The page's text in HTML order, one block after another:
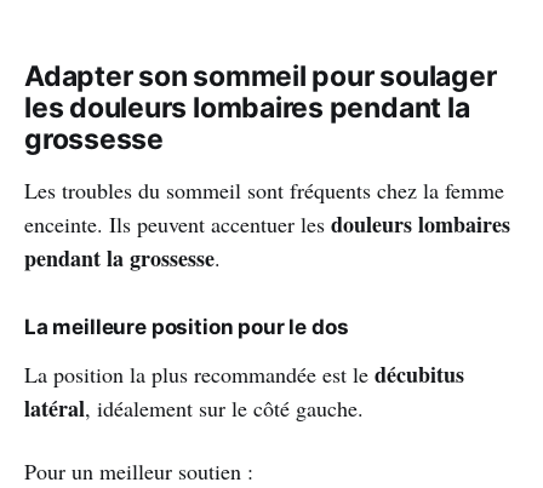
Adapter son sommeil pour soulager
les douleurs lombaires pendant la
grossesse
Les troubles du sommeil sont fréquents chez la femme
enceinte. Ils peuvent accentuer les douleurs lombaires
pendant la grossesse.
La meilleure position pour le dos
La position la plus recommandée est le décubitus
latéral, idéalement sur le côté gauche.
Pour un meilleur soutien :